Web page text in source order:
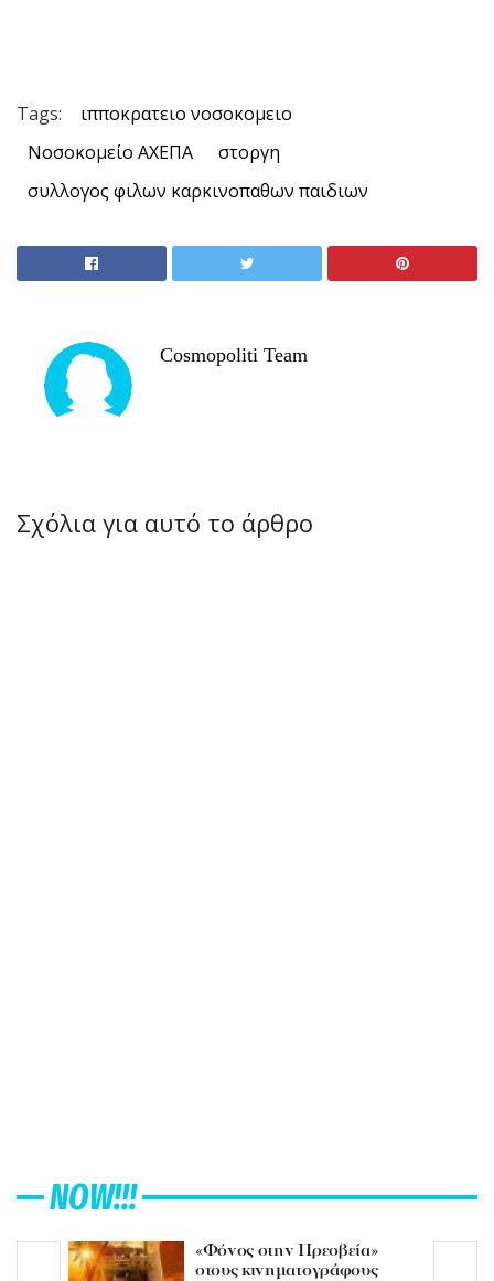
Tags:
ιπποκρατειο νοσοκομειο
Νοσοκομείο ΑΧΕΠΑ
στοργη
συλλογος φιλων καρκινοπαθων παιδιων
Cosmopoliti Team
Σχόλια για αυτό το άρθρο
NOW!!!
«Φόνος στην Πρεσβεία»
στους κινηματογράφους